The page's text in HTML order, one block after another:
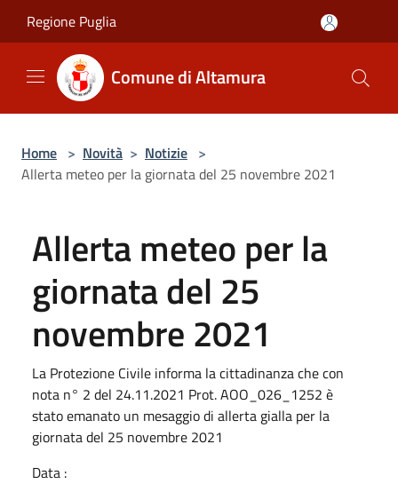
Regione Puglia
Comune di Altamura
Home > Novità > Notizie >
Allerta meteo per la giornata del 25 novembre 2021
Allerta meteo per la
giornata del 25
novembre 2021
La Protezione Civile informa la cittadinanza che con
nota n° 2 del 24.11.2021 Prot. AOO_026_1252 è
stato emanato un mesaggio di allerta gialla per la
giornata del 25 novembre 2021
Data :